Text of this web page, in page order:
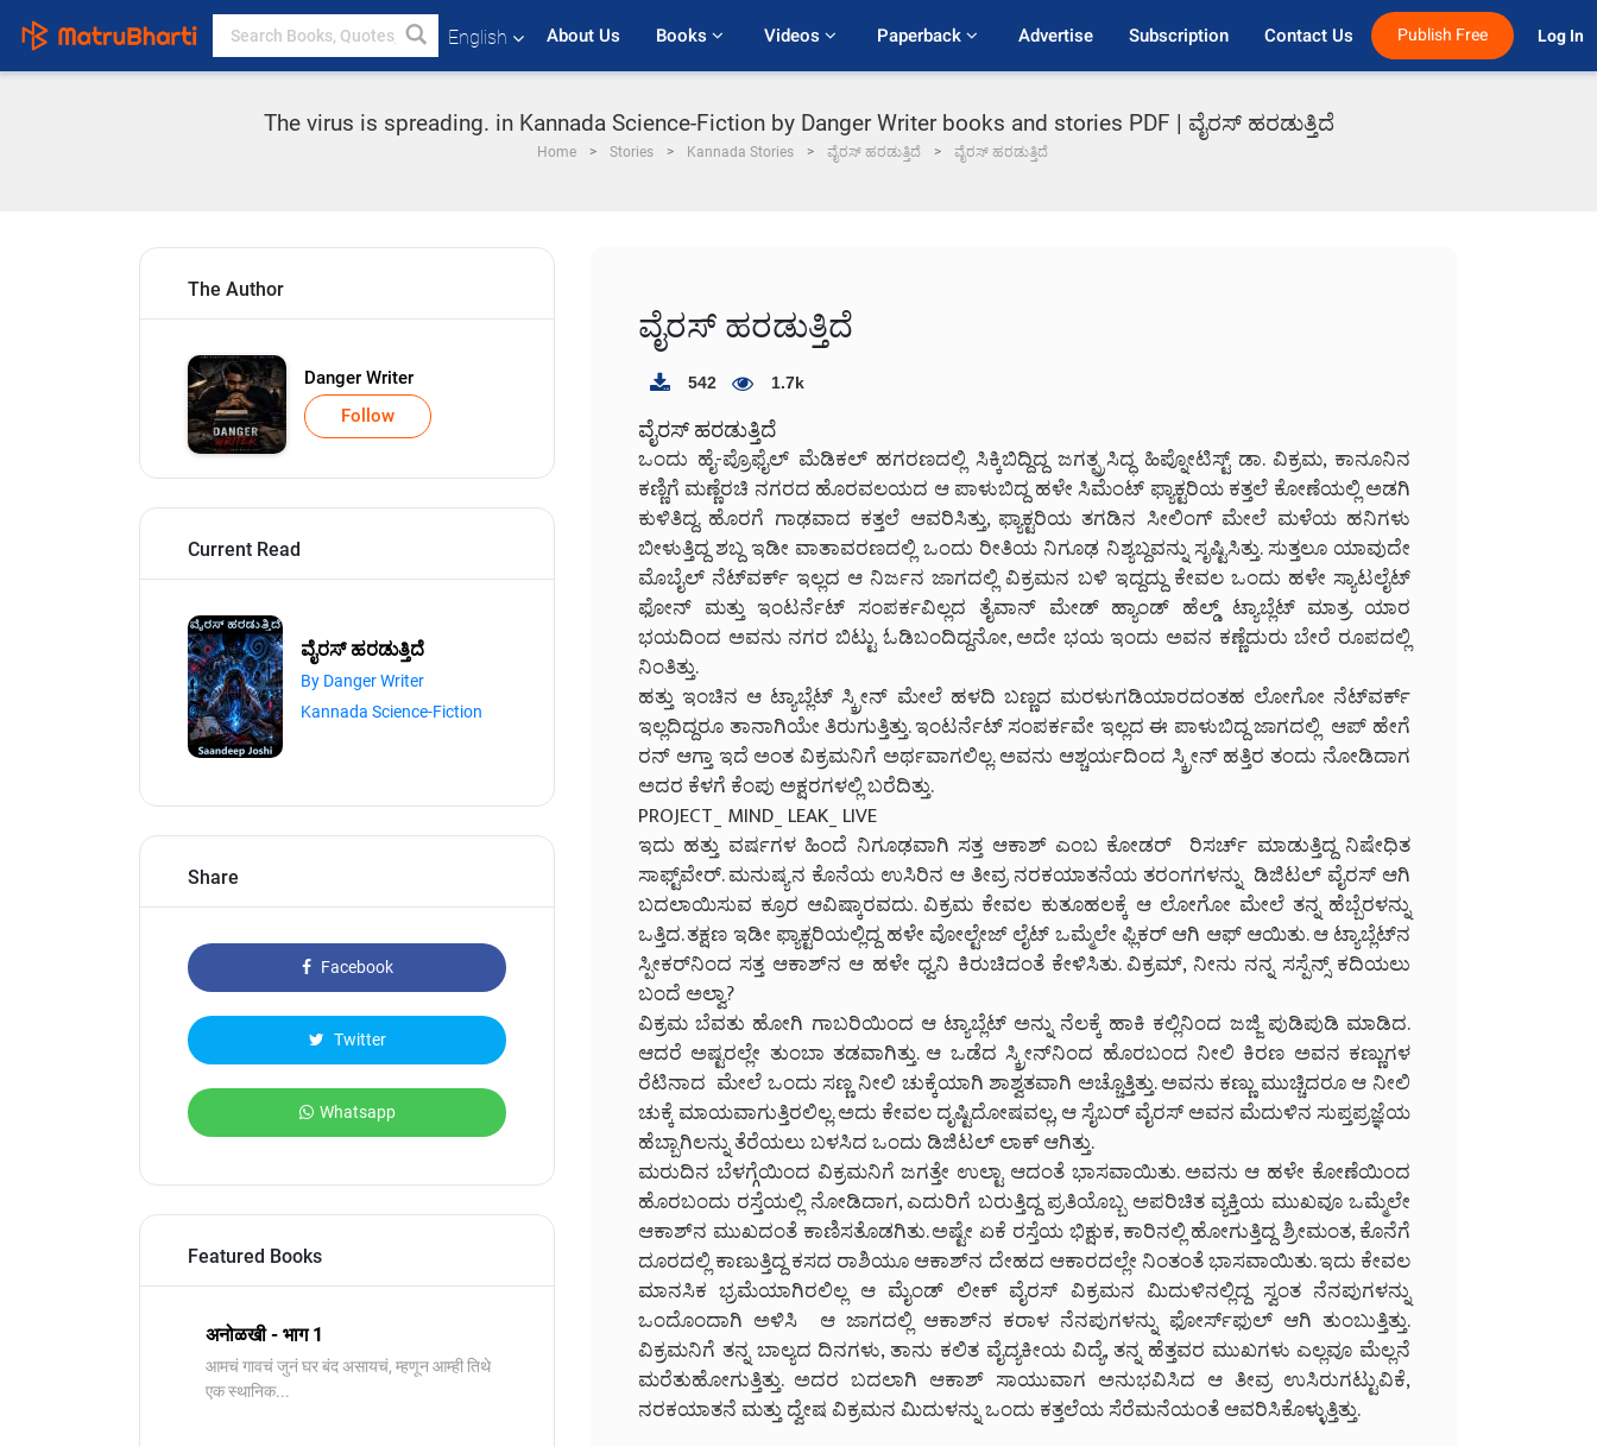
English About Us Books Videos Paperback Advertise Subscription Contact Us Publish Free Log In
The virus is spreading. in Kannada Science-Fiction by Danger Writer books and stories PDF | ವೈರಸ್ ಹರಡುತ್ತಿದೆ
Home Stories Kannada Stories ವೈರಸ್ ಹರಡುತ್ತಿದೆ ವೈರಸ್ ಹರಡುತ್ತಿದೆ
The Author
Danger Writer
Follow
Current Read
ವೈರಸ್ ಹರಡುತ್ತಿದೆ
By Danger Writer
Kannada Science-Fiction
Share
Facebook
Twitter
Whatsapp
Featured Books
अनोळखी - भाग 1
आमचं गावचं जुनं घर बंद असायचं, म्हणून आम्ही तिथे
एक स्थानिक...
ವೈರಸ್ ಹರಡುತ್ತಿದೆ
542 1.7k
ವೈರಸ್ ಹರಡುತ್ತಿದೆ
ಒಂದು ಹೈ-ಪ್ರೊಫೈಲ್ ಮೆಡಿಕಲ್ ಹಗರಣದಲ್ಲಿ ಸಿಕ್ಕಿಬಿದ್ದಿದ್ದ ಜಗತ್ಪ್ರಸಿದ್ಧ ಹಿಪ್ನೋಟಿಸ್ಟ್ ಡಾ. ವಿಕ್ರಮ, ಕಾನೂನಿನ
ಕಣ್ಣಿಗೆ ಮಣ್ಣೆರಚಿ ನಗರದ ಹೊರವಲಯದ ಆ ಪಾಳುಬಿದ್ದ ಹಳೇ ಸಿಮೆಂಟ್ ಫ್ಯಾಕ್ಟರಿಯ ಕತ್ತಲೆ ಕೋಣೆಯಲ್ಲಿ ಅಡಗಿ
ಕುಳಿತಿದ್ದ. ಹೊರಗೆ ಗಾಢವಾದ ಕತ್ತಲೆ ಆವರಿಸಿತ್ತು, ಫ್ಯಾಕ್ಟರಿಯ ತಗಡಿನ ಸೀಲಿಂಗ್ ಮೇಲೆ ಮಳೆಯ ಹನಿಗಳು
ಬೀಳುತ್ತಿದ್ದ ಶಬ್ದ ಇಡೀ ವಾತಾವರಣದಲ್ಲಿ ಒಂದು ರೀತಿಯ ನಿಗೂಢ ನಿಶ್ಯಬ್ದವನ್ನು ಸೃಷ್ಟಿಸಿತ್ತು. ಸುತ್ತಲೂ ಯಾವುದೇ
ಮೊಬೈಲ್ ನೆಟ್‌ವರ್ಕ್ ಇಲ್ಲದ ಆ ನಿರ್ಜನ ಜಾಗದಲ್ಲಿ ವಿಕ್ರಮನ ಬಳಿ ಇದ್ದದ್ದು ಕೇವಲ ಒಂದು ಹಳೇ ಸ್ಯಾಟಲೈಟ್
ಫೋನ್ ಮತ್ತು ಇಂಟರ್ನೆಟ್ ಸಂಪರ್ಕವಿಲ್ಲದ ತೈವಾನ್ ಮೇಡ್ ಹ್ಯಾಂಡ್ ಹೆಲ್ಡ್ ಟ್ಯಾಬ್ಲೆಟ್ ಮಾತ್ರ. ಯಾರ
ಭಯದಿಂದ ಅವನು ನಗರ ಬಿಟ್ಟು ಓಡಿಬಂದಿದ್ದನೋ, ಅದೇ ಭಯ ಇಂದು ಅವನ ಕಣ್ಣೆದುರು ಬೇರೆ ರೂಪದಲ್ಲಿ
ನಿಂತಿತ್ತು.
ಹತ್ತು ಇಂಚಿನ ಆ ಟ್ಯಾಬ್ಲೆಟ್ ಸ್ಕ್ರೀನ್ ಮೇಲೆ ಹಳದಿ ಬಣ್ಣದ ಮರಳುಗಡಿಯಾರದಂತಹ ಲೋಗೋ ನೆಟ್‌ವರ್ಕ್
ಇಲ್ಲದಿದ್ದರೂ ತಾನಾಗಿಯೇ ತಿರುಗುತ್ತಿತ್ತು. ಇಂಟರ್ನೆಟ್ ಸಂಪರ್ಕವೇ ಇಲ್ಲದ ಈ ಪಾಳುಬಿದ್ದ ಜಾಗದಲ್ಲಿ ಆಪ್ ಹೇಗೆ
ರನ್ ಆಗ್ತಾ ಇದೆ ಅಂತ ವಿಕ್ರಮನಿಗೆ ಅರ್ಥವಾಗಲಿಲ್ಲ. ಅವನು ಆಶ್ಚರ್ಯದಿಂದ ಸ್ಕ್ರೀನ್ ಹತ್ತಿರ ತಂದು ನೋಡಿದಾಗ
ಅದರ ಕೆಳಗೆ ಕೆಂಪು ಅಕ್ಷರಗಳಲ್ಲಿ ಬರೆದಿತ್ತು.
PROJECT_ MIND_ LEAK_ LIVE
ಇದು ಹತ್ತು ವರ್ಷಗಳ ಹಿಂದೆ ನಿಗೂಢವಾಗಿ ಸತ್ತ ಆಕಾಶ್ ಎಂಬ ಕೋಡರ್ ರಿಸರ್ಚ್ ಮಾಡುತ್ತಿದ್ದ ನಿಷೇಧಿತ
ಸಾಫ್ಟ್‌ವೇರ್. ಮನುಷ್ಯನ ಕೊನೆಯ ಉಸಿರಿನ ಆ ತೀವ್ರ ನರಕಯಾತನೆಯ ತರಂಗಗಳನ್ನು ಡಿಜಿಟಲ್ ವೈರಸ್ ಆಗಿ
ಬದಲಾಯಿಸುವ ಕ್ರೂರ ಆವಿಷ್ಕಾರವದು. ವಿಕ್ರಮ ಕೇವಲ ಕುತೂಹಲಕ್ಕೆ ಆ ಲೋಗೋ ಮೇಲೆ ತನ್ನ ಹೆಬ್ಬೆರಳನ್ನು
ಒತ್ತಿದ. ತಕ್ಷಣ ಇಡೀ ಫ್ಯಾಕ್ಟರಿಯಲ್ಲಿದ್ದ ಹಳೇ ವೋಲ್ಟೇಜ್ ಲೈಟ್ ಒಮ್ಮೆಲೇ ಫ್ಲಿಕರ್ ಆಗಿ ಆಫ್ ಆಯಿತು. ಆ ಟ್ಯಾಬ್ಲೆಟ್‌ನ
ಸ್ಪೀಕರ್‌ನಿಂದ ಸತ್ತ ಆಕಾಶ್‌ನ ಆ ಹಳೇ ಧ್ವನಿ ಕಿರುಚಿದಂತೆ ಕೇಳಿಸಿತು. ವಿಕ್ರಮ್, ನೀನು ನನ್ನ ಸಸ್ಪೆನ್ಸ್ ಕದಿಯಲು
ಬಂದೆ ಅಲ್ವಾ?
ವಿಕ್ರಮ ಬೆವತು ಹೋಗಿ ಗಾಬರಿಯಿಂದ ಆ ಟ್ಯಾಬ್ಲೆಟ್ ಅನ್ನು ನೆಲಕ್ಕೆ ಹಾಕಿ ಕಲ್ಲಿನಿಂದ ಜಜ್ಜಿ ಪುಡಿಪುಡಿ ಮಾಡಿದ.
ಆದರೆ ಅಷ್ಟರಲ್ಲೇ ತುಂಬಾ ತಡವಾಗಿತ್ತು. ಆ ಒಡೆದ ಸ್ಕ್ರೀನ್‌ನಿಂದ ಹೊರಬಂದ ನೀಲಿ ಕಿರಣ ಅವನ ಕಣ್ಣುಗಳ
ರೆಟಿನಾದ ಮೇಲೆ ಒಂದು ಸಣ್ಣ ನೀಲಿ ಚುಕ್ಕೆಯಾಗಿ ಶಾಶ್ವತವಾಗಿ ಅಚ್ಚೊತ್ತಿತ್ತು. ಅವನು ಕಣ್ಣು ಮುಚ್ಚಿದರೂ ಆ ನೀಲಿ
ಚುಕ್ಕೆ ಮಾಯವಾಗುತ್ತಿರಲಿಲ್ಲ. ಅದು ಕೇವಲ ದೃಷ್ಟಿದೋಷವಲ್ಲ, ಆ ಸೈಬರ್ ವೈರಸ್ ಅವನ ಮೆದುಳಿನ ಸುಪ್ತಪ್ರಜ್ಞೆಯ
ಹೆಬ್ಬಾಗಿಲನ್ನು ತೆರೆಯಲು ಬಳಸಿದ ಒಂದು ಡಿಜಿಟಲ್ ಲಾಕ್ ಆಗಿತ್ತು.
ಮರುದಿನ ಬೆಳಗ್ಗೆಯಿಂದ ವಿಕ್ರಮನಿಗೆ ಜಗತ್ತೇ ಉಲ್ಟಾ ಆದಂತೆ ಭಾಸವಾಯಿತು. ಅವನು ಆ ಹಳೇ ಕೋಣೆಯಿಂದ
ಹೊರಬಂದು ರಸ್ತೆಯಲ್ಲಿ ನೋಡಿದಾಗ, ಎದುರಿಗೆ ಬರುತ್ತಿದ್ದ ಪ್ರತಿಯೊಬ್ಬ ಅಪರಿಚಿತ ವ್ಯಕ್ತಿಯ ಮುಖವೂ ಒಮ್ಮೆಲೇ
ಆಕಾಶ್‌ನ ಮುಖದಂತೆ ಕಾಣಿಸತೊಡಗಿತು. ಅಷ್ಟೇ ಏಕೆ ರಸ್ತೆಯ ಭಿಕ್ಷುಕ, ಕಾರಿನಲ್ಲಿ ಹೋಗುತ್ತಿದ್ದ ಶ್ರೀಮಂತ, ಕೊನೆಗೆ
ದೂರದಲ್ಲಿ ಕಾಣುತ್ತಿದ್ದ ಕಸದ ರಾಶಿಯೂ ಆಕಾಶ್‌ನ ದೇಹದ ಆಕಾರದಲ್ಲೇ ನಿಂತಂತೆ ಭಾಸವಾಯಿತು. ಇದು ಕೇವಲ
ಮಾನಸಿಕ ಭ್ರಮೆಯಾಗಿರಲಿಲ್ಲ ಆ ಮೈಂಡ್ ಲೀಕ್ ವೈರಸ್ ವಿಕ್ರಮನ ಮಿದುಳಿನಲ್ಲಿದ್ದ ಸ್ವಂತ ನೆನಪುಗಳನ್ನು
ಒಂದೊಂದಾಗಿ ಅಳಿಸಿ ಆ ಜಾಗದಲ್ಲಿ ಆಕಾಶ್‌ನ ಕರಾಳ ನೆನಪುಗಳನ್ನು ಫೋರ್ಸ್‌ಫುಲ್ ಆಗಿ ತುಂಬುತ್ತಿತ್ತು.
ವಿಕ್ರಮನಿಗೆ ತನ್ನ ಬಾಲ್ಯದ ದಿನಗಳು, ತಾನು ಕಲಿತ ವೈದ್ಯಕೀಯ ವಿದ್ಯೆ, ತನ್ನ ಹೆತ್ತವರ ಮುಖಗಳು ಎಲ್ಲವೂ ಮೆಲ್ಲನೆ
ಮರೆತುಹೋಗುತ್ತಿತ್ತು. ಅದರ ಬದಲಾಗಿ ಆಕಾಶ್ ಸಾಯುವಾಗ ಅನುಭವಿಸಿದ ಆ ತೀವ್ರ ಉಸಿರುಗಟ್ಟುವಿಕೆ,
ನರಕಯಾತನೆ ಮತ್ತು ದ್ವೇಷ ವಿಕ್ರಮನ ಮಿದುಳನ್ನು ಒಂದು ಕತ್ತಲೆಯ ಸೆರೆಮನೆಯಂತೆ ಆವರಿಸಿಕೊಳ್ಳುತ್ತಿತ್ತು.